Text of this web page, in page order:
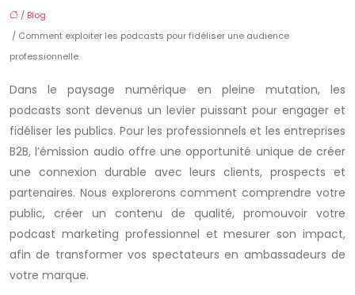
/ Blog
/ Comment exploiter les podcasts pour fidéliser une audience
professionnelle
Dans le paysage numérique en pleine mutation, les
podcasts sont devenus un levier puissant pour engager et
fidéliser les publics. Pour les professionnels et les entreprises
B2B, l’émission audio offre une opportunité unique de créer
une connexion durable avec leurs clients, prospects et
partenaires. Nous explorerons comment comprendre votre
public, créer un contenu de qualité, promouvoir votre
podcast marketing professionnel et mesurer son impact,
afin de transformer vos spectateurs en ambassadeurs de
votre marque.